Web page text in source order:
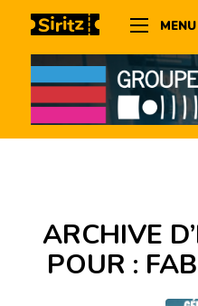
MENU
ARCHIVE
POUR :